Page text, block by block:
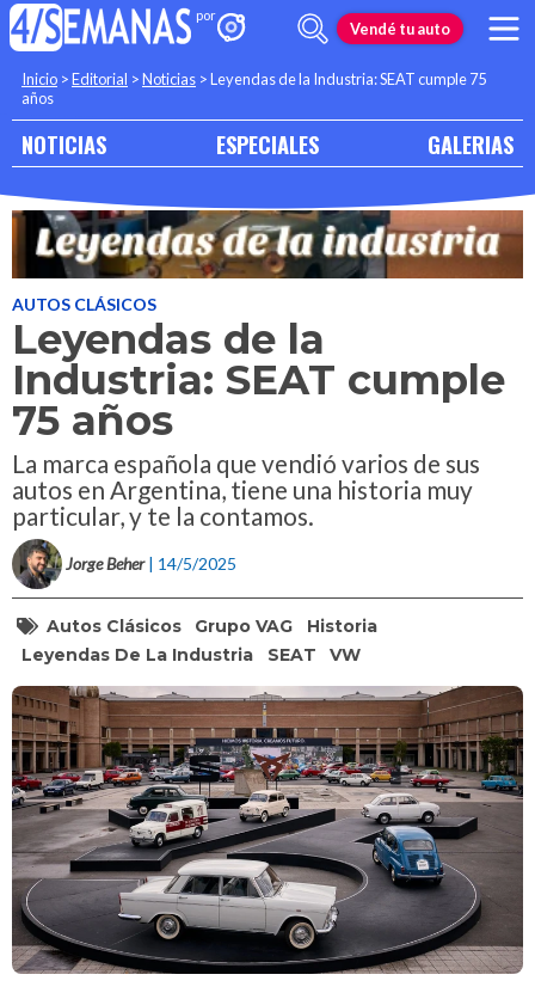
Vendé tu auto
Inicio >Editorial >Noticias >Leyendas de la Industria: SEAT cumple 75
años
NOTICIAS ESPECIALES GALERIAS
AUTOS CLÁSICOS
Leyendas de la
Industria: SEAT cumple
75 años
La marca española que vendió varios de sus
autos en Argentina, tiene una historia muy
particular, y te la contamos.
Jorge Beher | 14/5/2025
Autos Clásicos Grupo VAG
Historia
Leyendas De La Industria
SEAT VW